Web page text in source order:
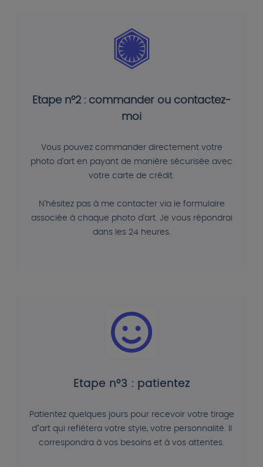
Etape n°2 : commander ou contactez-
moi
Vous pouvez commander directement votre
photo d'art en payant de manière sécurisée avec
votre carte de crédit.
N'hésitez pas à me contacter via le formulaire
associée à chaque photo d'art. Je vous répondrai
dans les 24 heures.
Etape n°3 : patientez
Patientez quelques jours pour recevoir votre tirage
d"art qui reflétera votre style, votre personnalité. Il
correspondra à vos besoins et à vos attentes.